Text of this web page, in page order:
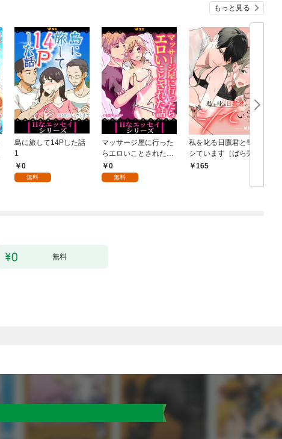
もっと見る
島に旅して14Pした話
1
0
無料
マッサージ屋に行った
らエロいことされた話
1 0
無料
私を叱る日鷹君と毎晩
シています［ばら売
り］ 第1話
165
無料